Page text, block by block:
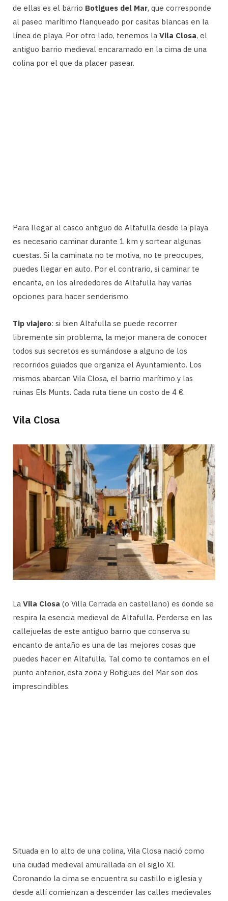
de ellas es el barrio Botigues del Mar, que corresponde
al paseo marítimo flanqueado por casitas blancas en la
línea de playa. Por otro lado, tenemos la Vila Closa, el
antiguo barrio medieval encaramado en la cima de una
colina por el que da placer pasear.
Para llegar al casco antiguo de Altafulla desde la playa
es necesario caminar durante 1 km y sortear algunas
cuestas. Si la caminata no te motiva, no te preocupes,
puedes llegar en auto. Por el contrario, si caminar te
encanta, en los alrededores de Altafulla hay varias
opciones para hacer senderismo.
Tip viajero: si bien Altafulla se puede recorrer
libremente sin problema, la mejor manera de conocer
todos sus secretos es sumándose a alguno de los
recorridos guiados que organiza el Ayuntamiento. Los
mismos abarcan Vila Closa, el barrio marítimo y las
ruinas Els Munts. Cada ruta tiene un costo de 4 €.
Vila Closa
La Vila Closa (o Villa Cerrada en castellano) es donde se
respira la esencia medieval de Altafulla. Perderse en las
callejuelas de este antiguo barrio que conserva su
encanto de antaño es una de las mejores cosas que
puedes hacer en Altafulla. Tal como te contamos en el
punto anterior, esta zona y Botigues del Mar son dos
imprescindibles.
Situada en lo alto de una colina, Vila Closa nació como
una ciudad medieval amurallada en el siglo XI.
Coronando la cima se encuentra su castillo e iglesia y
desde allí comienzan a descender las calles medievales